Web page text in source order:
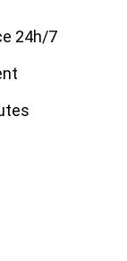
24h/7